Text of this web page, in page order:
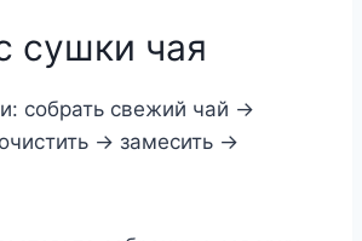
сушки чая
собрать свежий чай →
→ замесить →